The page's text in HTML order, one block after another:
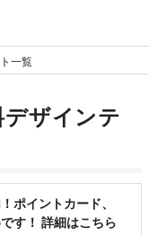
一覧
デザインテ
ポイントカード、
す！ 詳細はこちら